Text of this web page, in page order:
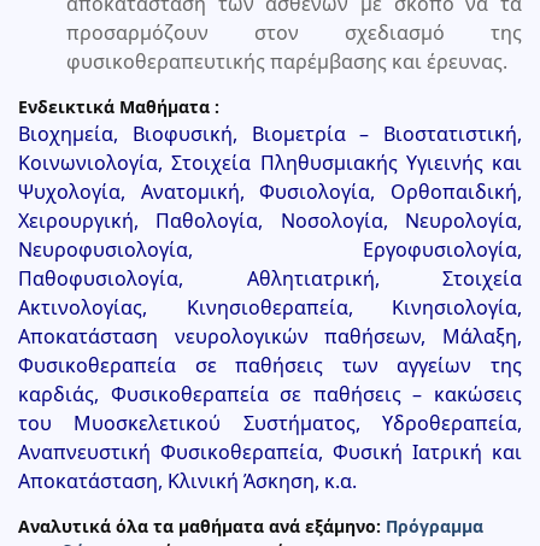
προσαρμόζουν στον σχεδιασμό της
φυσικοθεραπευτικής παρέμβασης και έρευνας.
Ενδεικτικά Μαθήματα :
Βιοχημεία, Βιοφυσική, Βιομετρία – Βιοστατιστική,
Κοινωνιολογία, Στοιχεία Πληθυσμιακής Υγιεινής και
Ψυχολογία, Ανατομική, Φυσιολογία, Ορθοπαιδική,
Χειρουργική, Παθολογία, Νοσολογία, Νευρολογία,
Νευροφυσιολογία, Εργοφυσιολογία,
Παθοφυσιολογία, Αθλητιατρική, Στοιχεία
Ακτινολογίας, Κινησιοθεραπεία, Κινησιολογία,
Αποκατάσταση νευρολογικών παθήσεων, Μάλαξη,
Φυσικοθεραπεία σε παθήσεις των αγγείων της
καρδιάς, Φυσικοθεραπεία σε παθήσεις – κακώσεις
του Μυοσκελετικού Συστήματος, Υδροθεραπεία,
Αναπνευστική Φυσικοθεραπεία, Φυσική Ιατρική και
Αποκατάσταση, Κλινική Άσκηση, κ.α.
Αναλυτικά όλα τα μαθήματα ανά εξάμηνο: Πρόγραμμα